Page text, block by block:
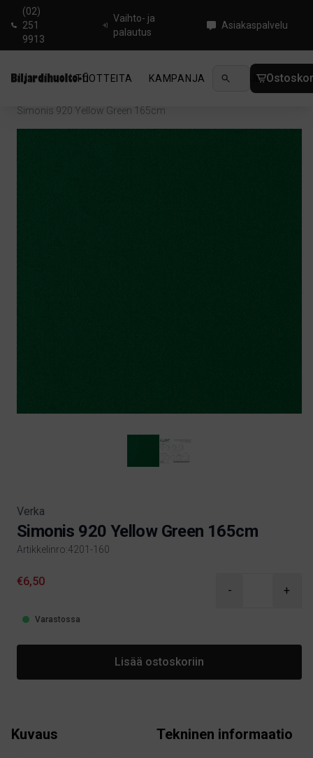
(02)
251
9913
Vaihto- ja
palautus
Asiakaspalvelu
TUOTTEITA KAMPANJA UUTUUDET
Verka /
Simonis 920 Yellow Green 165cm
Verka
Simonis 920 Yellow Green 165cm
Artikkelinro:4201-160
Product information
€6,50
- +
Varastossa
Lisää ostoskoriin
Kuvaus Tekninen informaatio